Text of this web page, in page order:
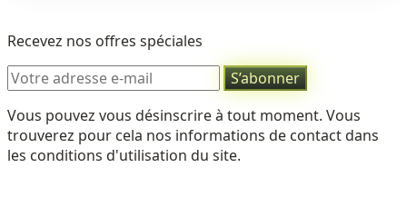
Recevez nos offres spéciales
Vous pouvez vous désinscrire à tout moment. Vous
trouverez pour cela nos informations de contact dans
les conditions d'utilisation du site.